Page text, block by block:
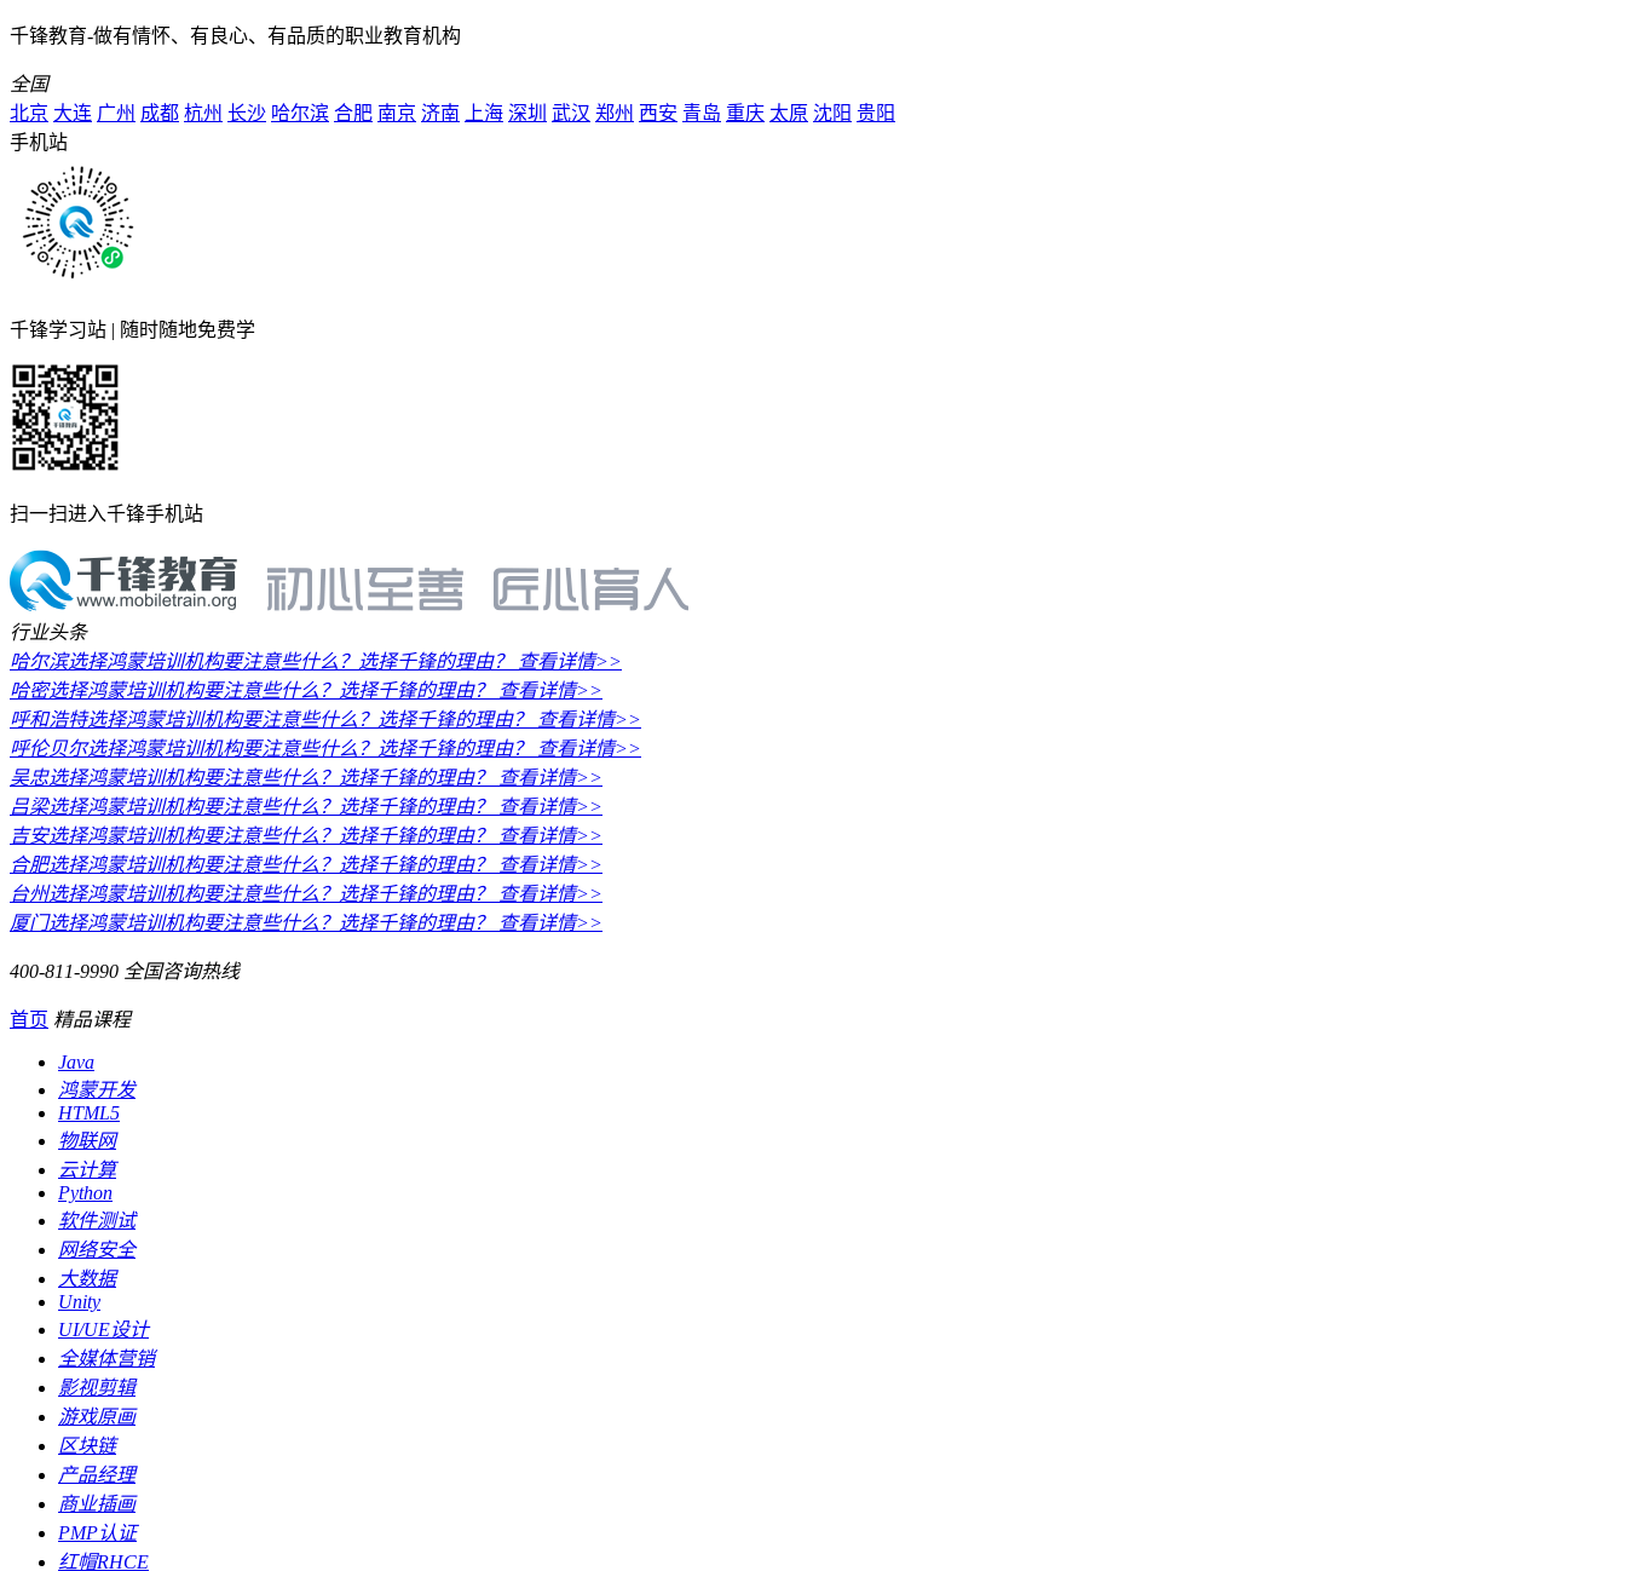
千锋教育-做有情怀、有良心、有品质的职业教育机构
全国
北京 大连 广州 成都 杭州 长沙 哈尔滨 合肥 南京 济南 上海 深圳 武汉 郑州 西安 青岛 重庆 太原 沈阳 贵阳
手机站
千锋学习站 | 随时随地免费学
扫一扫进入千锋手机站
行业头条
哈尔滨选择鸿蒙培训机构要注意些什么？选择千锋的理由？
查看详情>>
哈密选择鸿蒙培训机构要注意些什么？选择千锋的理由？
查看详情>>
呼和浩特选择鸿蒙培训机构要注意些什么？选择千锋的理由？
查看详情>>
呼伦贝尔选择鸿蒙培训机构要注意些什么？选择千锋的理由？
查看详情>>
吴忠选择鸿蒙培训机构要注意些什么？选择千锋的理由？
查看详情>>
吕梁选择鸿蒙培训机构要注意些什么？选择千锋的理由？
查看详情>>
吉安选择鸿蒙培训机构要注意些什么？选择千锋的理由？
查看详情>>
合肥选择鸿蒙培训机构要注意些什么？选择千锋的理由？
查看详情>>
台州选择鸿蒙培训机构要注意些什么？选择千锋的理由？
查看详情>>
厦门选择鸿蒙培训机构要注意些什么？选择千锋的理由？
查看详情>>
400-811-9990 全国咨询热线
首页 精品课程
Java
鸿蒙开发
HTML5
物联网
云计算
Python
软件测试
网络安全
大数据
Unity
UI/UE设计
全媒体营销
影视剪辑
游戏原画
区块链
产品经理
商业插画
PMP认证
红帽RHCE